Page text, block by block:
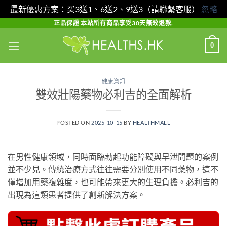
最新優惠方案：买3送1、6送2、9送3（請聯繫客服） 忽略
content
正品保證 本站所有商品享受30天無效退款.
0
健康資訊
雙效壯陽藥物必利吉的全面解析
POSTED ON 2025-10-15 BY HEALTHMALL
在男性健康領域，同時面臨勃起功能障礙與早泄問題的案例
並不少見。傳統治療方式往往需要分別使用不同藥物，這不
僅增加用藥複雜度，也可能帶來更大的生理負擔。必利吉的
出現為這類患者提供了創新解決方案。